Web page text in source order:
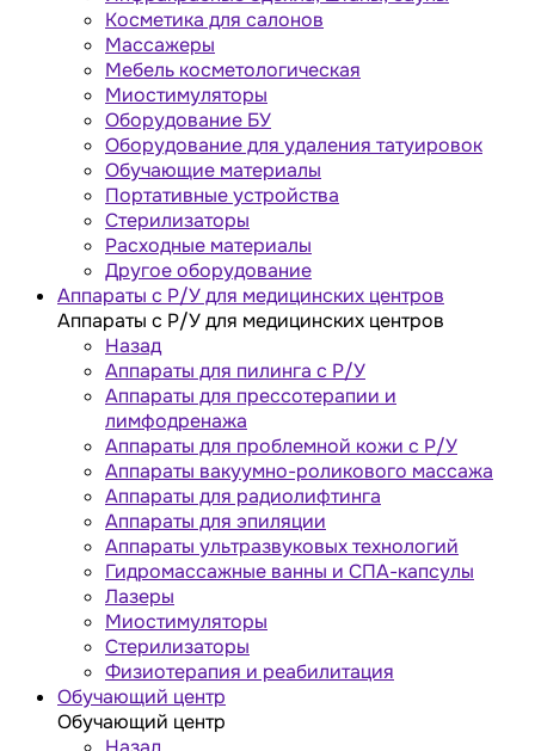
Косметика для салонов
Массажеры
Мебель косметологическая
Миостимуляторы
Оборудование БУ
Оборудование для удаления татуировок
Обучающие материалы
Портативные устройства
Стерилизаторы
Расходные материалы
Другое оборудование
Аппараты с Р/У для медицинских центров
Аппараты с Р/У для медицинских центров
Назад
Аппараты для пилинга с Р/У
Аппараты для прессотерапии и
лимфодренажа
Аппараты для проблемной кожи с Р/У
Аппараты вакуумно-роликового массажа
Аппараты для радиолифтинга
Аппараты для эпиляции
Аппараты ультразвуковых технологий
Гидромассажные ванны и СПА-капсулы
Лазеры
Миостимуляторы
Стерилизаторы
Физиотерапия и реабилитация
Обучающий центр
Обучающий центр